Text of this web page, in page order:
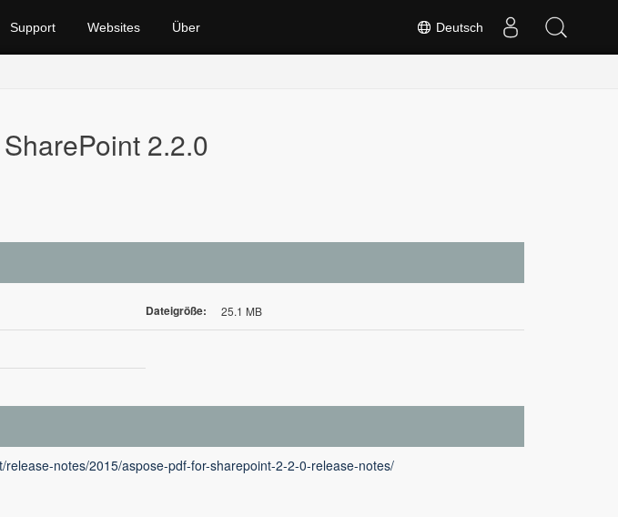
Deutsch
Support Websites Über
2.2.0
Dateigröße: 25.1 MB
notes/2015/aspose-pdf-for-sharepoint-2-2-0-release-notes/